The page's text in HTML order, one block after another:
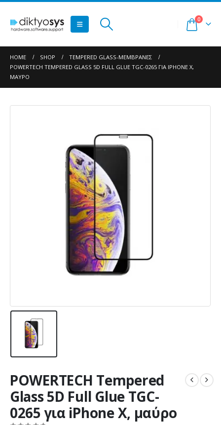
0
HOME SHOP
TEMPERED GLASS-ΜΕΜΒΡΆΝΕΣ
POWERTECH TEMPERED GLASS 5D FULL GLUE TGC-0265 ΓΙΑ IPHONE X,
ΜΑΎΡΟ
POWERTECH Tempered
Glass 5D Full Glue TGC-
0265 για iPhone X, μαύρο